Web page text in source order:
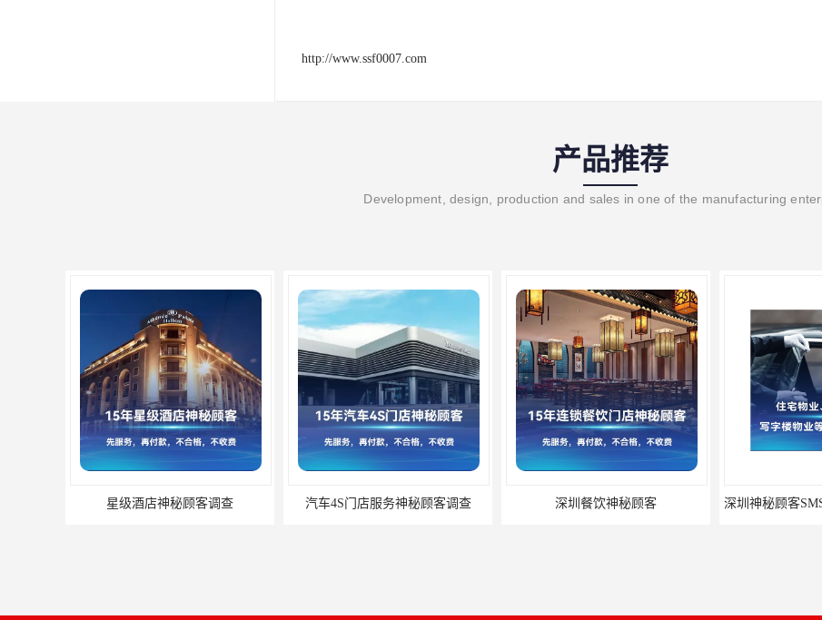
http://www.ssf0007.com
产品推荐
Development, design, production and sales in one of the manufacturing
星级酒店神秘顾客调查 汽车4S门店服务神秘顾客调查 深圳餐饮神秘顾客